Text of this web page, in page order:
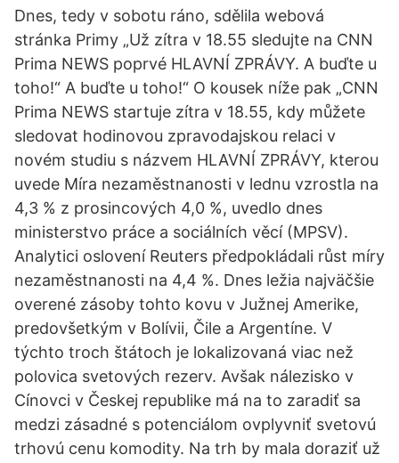
Dnes, tedy v sobotu ráno, sdělila webová
stránka Primy „Už zítra v 18.55 sledujte na CNN
Prima NEWS poprvé HLAVNÍ ZPRÁVY. A buďte u
toho!“ A buďte u toho!“ O kousek níže pak „CNN
Prima NEWS startuje zítra v 18.55, kdy můžete
sledovat hodinovou zpravodajskou relaci v
novém studiu s názvem HLAVNÍ ZPRÁVY, kterou
uvede Míra nezaměstnanosti v lednu vzrostla na
4,3 % z prosincových 4,0 %, uvedlo dnes
ministerstvo práce a sociálních věcí (MPSV).
Analytici oslovení Reuters předpokládali růst míry
nezaměstnanosti na 4,4 %. Dnes ležia najväčšie
overené zásoby tohto kovu v Južnej Amerike,
predovšetkým v Bolívii, Čile a Argentíne. V
týchto troch štátoch je lokalizovaná viac než
polovica svetových rezerv. Avšak nálezisko v
Cínovci v Českej republike má na to zaradiť sa
medzi zásadné s potenciálom ovplyvniť svetovú
trhovú cenu komodity. Na trh by mala doraziť už